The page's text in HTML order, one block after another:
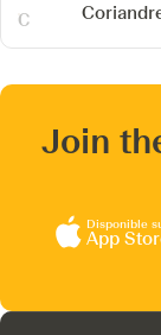
Join
Disponible
App